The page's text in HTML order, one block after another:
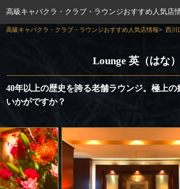
高級キャバクラ・クラブ・ラウンジおすすめ人気店
高級キャバクラ・クラブ・ラウンジおすすめ人気店情報 西川
Lounge 英（はな）
40年以上の歴史を誇る老舗ラウンジ。極上
いかがですか？